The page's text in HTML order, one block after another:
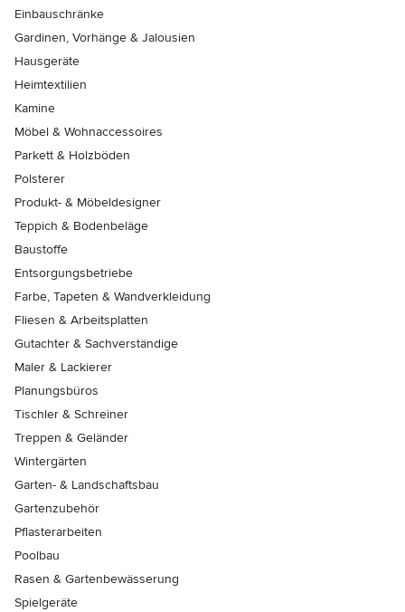
Einbauschränke
Gardinen, Vorhänge & Jalousien
Hausgeräte
Heimtextilien
Kamine
Möbel & Wohnaccessoires
Parkett & Holzböden
Polsterer
Produkt- & Möbeldesigner
Teppich & Bodenbeläge
Baustoffe
Entsorgungsbetriebe
Farbe, Tapeten & Wandverkleidung
Fliesen & Arbeitsplatten
Gutachter & Sachverständige
Maler & Lackierer
Planungsbüros
Tischler & Schreiner
Treppen & Geländer
Wintergärten
Garten- & Landschaftsbau
Gartenzubehör
Pflasterarbeiten
Poolbau
Rasen & Gartenbewässerung
Spielgeräte